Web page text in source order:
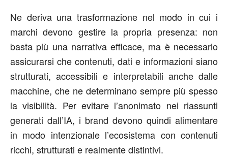
Ne deriva una trasformazione nel modo in cui i
marchi devono gestire la propria presenza: non
basta più una narrativa efficace, ma è necessario
assicurarsi che contenuti, dati e informazioni siano
strutturati, accessibili e interpretabili anche dalle
macchine, che ne determinano sempre più spesso
la visibilità. Per evitare l’anonimato nei riassunti
generati dall’IA, i brand devono quindi alimentare
in modo intenzionale l’ecosistema con contenuti
ricchi, strutturati e realmente distintivi.